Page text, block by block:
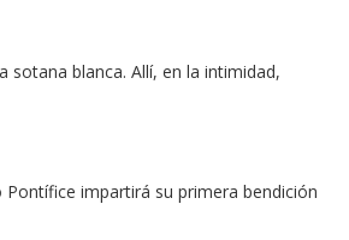
sotana blanca. Allí, en la intimidad,
impartirá su primera bendición